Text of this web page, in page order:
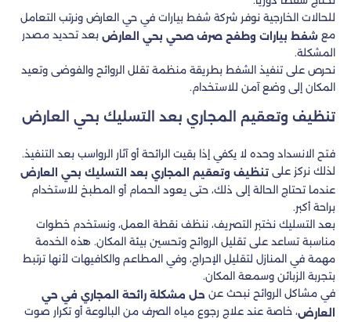
للحالات الخارجية نوفر شركة شفط بيارات في حي العارض ونرتب التعامل
مع شفط بيارات وطفح صرف صحي بحي العارض بعد تحديد مصدر
المشكلة.
نحرص على تنفيذ الشفط بطريقة منظمة تقلل الروائح والفوضى وتعيد
المكان إلى وضع آمن للاستخدام.
تنظيف وتعقيم المجاري بعد التسليك بحي العارض
فتح الانسداد وحده لا يكفي إذا بقيت الرائحة أو آثار الرواسب بعد التنفيذ.
لذلك نركز على تنظيف وتعقيم المجاري بعد التسليك بحي العارض
عندما تحتاج الحالة إلى ذلك، حتى يعود الحمام أو المطبخ للاستخدام
براحة أكبر.
بعد التسليك نختبر التصريف، ننظف نقطة العمل، ونستخدم خطوات
مناسبة تساعد على تقليل الروائح وتحسين بيئة المكان. هذه الخدمة
مهمة في المنازل لتقليل الإحراج، وفي المطاعم والكافيهات لأنها ترتبط
بتجربة الزبائن وسمعة المكان.
في مشاكل الروائح نبحث عن حل مشكلة رائحة المجاري في حي
العارض، خاصة عند علاج رجوع مياه الصرف من البالوعة أو تكرار صوت